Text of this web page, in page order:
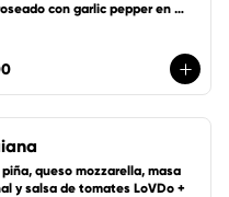
con garlic pepper en
y 1 cup de salsa de la casa
queso mozzarella, masa
y salsa de tomates LoVDo +